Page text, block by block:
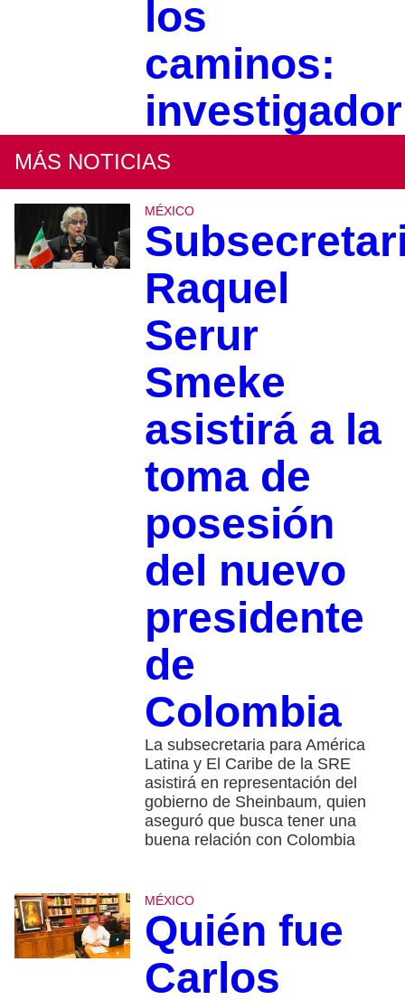
los
caminos:
investigador
MÁS NOTICIAS
MÉXICO
Raquel
Serur
Smeke
asistirá a la
toma de
posesión
del nuevo
presidente
de
Colombia
La subsecretaria para América
Latina y El Caribe de la SRE
asistirá en representación del
gobierno de Sheinbaum, quien
aseguró que busca tener una
buena relación con Colombia
MÉXICO
Quién fue
Carlos